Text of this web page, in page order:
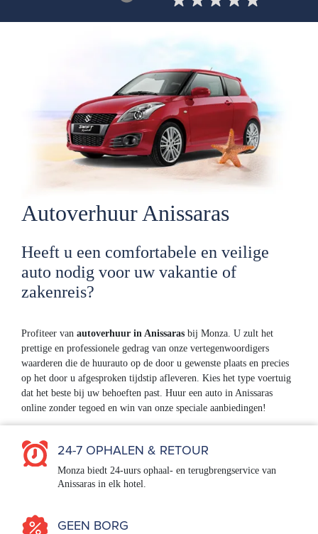
Autoverhuur Anissaras
Heeft u een comfortabele en veilige
auto nodig voor uw vakantie of
zakenreis?
Profiteer van autoverhuur in Anissaras bij Monza. U zult het
prettige en professionele gedrag van onze vertegenwoordigers
waarderen die de huurauto op de door u gewenste plaats en precies
op het door u afgesproken tijdstip afleveren. Kies het type voertuig
dat het beste bij uw behoeften past. Huur een auto in Anissaras
online zonder tegoed en win van onze speciale aanbiedingen!
24-7 OPHALEN & RETOUR
Monza biedt 24-uurs ophaal- en terugbrengservice van
Anissaras in elk hotel.
GEEN BORG